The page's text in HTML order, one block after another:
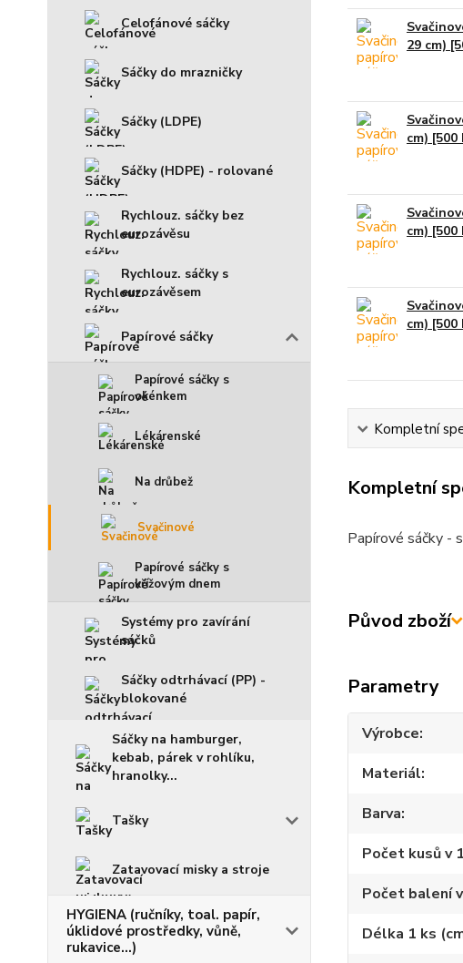
Celofánové sáčky
Sáčky do mrazničky
Sáčky (LDPE)
Sáčky (HDPE) - rolované
Rychlouz. sáčky bez
eurozávěsu
Rychlouz. sáčky s
eurozávěsem
Papírové sáčky
Papírové sáčky s
okénkem
Lékárenské
Na drůbež
Svačinové
Papírové sáčky s
křížovým dnem
Systémy pro zavírání
sáčků
Sáčky odtrhávací (PP) -
blokované
Sáčky na hamburger,
kebab, párek v rohlíku,
hranolky...
Tašky
Zatavovací misky a stroje
HYGIENA (ručníky, toal. papír,
úklidové prostředky, vůně,
rukavice...)
29 cm)
cm) [500
cm) [500
cm) [500
Kompletní
Kompletní
Papírové sáčky -
Původ zboží
Parametry
Výrobce
Materiál
Barva
Počet kusů v
Počet balení
Délka 1 ks